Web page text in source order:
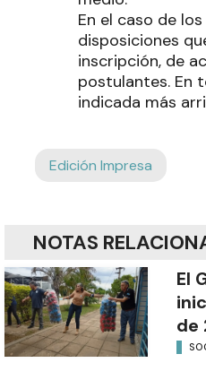
En el caso de
disposiciones
inscripción, de
postulantes. En
indicada más
Edición Impresa
NOTAS
El
de